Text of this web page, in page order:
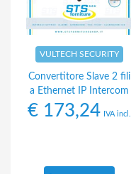
VULTECH SECURITY
Convertitore Slave 2 fili
a Ethernet IP Intercom
€ 173,24 IVA incl.